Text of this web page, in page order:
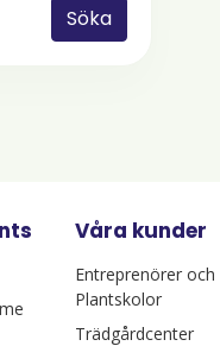
Söka
Våra kunder
Entreprenörer och
Plantskolor
Trädgårdcenter